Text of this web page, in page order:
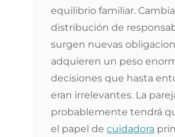
equilibrio familiar.
distribución de
surgen nuevas
adquieren un peso
decisiones que hasta
eran irrelevantes. La
probablemente tendrá
el papel de cuidadora